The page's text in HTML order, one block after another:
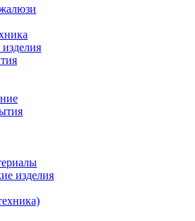
изделия